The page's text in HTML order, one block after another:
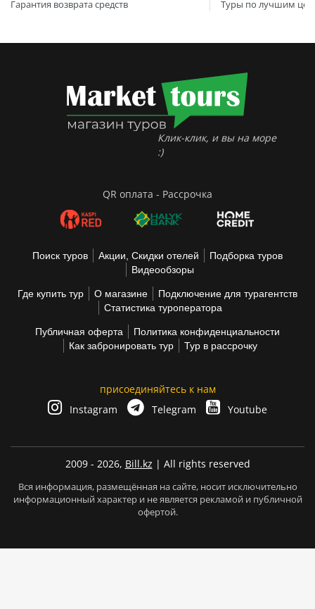
Гарантия возврата средств Туры по лучшим
Клик-клик, и вы на море
:)
QR оплата - Рассрочка
Поиск туров Акции, Скидки отелей
Подборка туров
Видеообзоры
Где купить тур О магазине
Подключение для турагентств
Статистика туроператора
Публичная оферта
Политика конфиденциальности
Как забронировать тур
Тур в рассрочку
присоединяйтесь к нам
Instagram
Telegram Youtube
2009 - 2026, Bill.kz | All rights reserved
Вся информация, размещённая на сайте, носит исключительно
информационный характер и не является рекламой и публичной
офертой.